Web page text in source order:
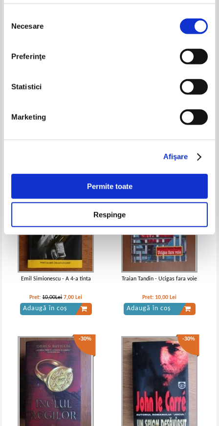
consimțământului
Necesare
Preferinţe
Statistici
Marketing
Afişare
Permite toate
Respinge
Agatha Christie - Crima din
Orient Expres
San Antonio - O crunta spargere
-30%
Emil Simionescu - A 4-a tinta
Pret:10,00Lei 7,00 Lei
Adaugă în coș
Traian Tandin - Ucigas fara voie
Pret: 10,00 Lei
Adaugă în coș
-30% -30%